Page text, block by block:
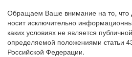
Обращаем Ваше внимание на то, что
носит исключительно
каких условиях не является
определяемой положениями статьи
Российской Федерации.